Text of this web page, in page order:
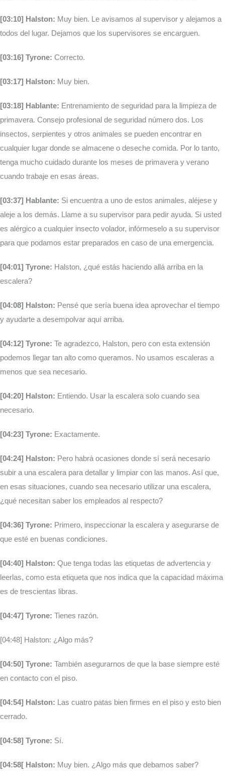
[03:10] Halston: Muy bien. Le avisamos al supervisor y alejamos a
todos del lugar. Dejamos que los supervisores se encarguen.
[03:16] Tyrone: Correcto.
[03:17] Halston: Muy bien.
[03:18] Hablante: Entrenamiento de seguridad para la limpieza de
primavera. Consejo profesional de seguridad número dos. Los
insectos, serpientes y otros animales se pueden encontrar en
cualquier lugar donde se almacene o deseche comida. Por lo tanto,
tenga mucho cuidado durante los meses de primavera y verano
cuando trabaje en esas áreas.
[03:37] Hablante: Si encuentra a uno de estos animales, aléjese y
aleje a los demás. Llame a su supervisor para pedir ayuda. Si usted
es alérgico a cualquier insecto volador, infórmeselo a su supervisor
para que podamos estar preparados en caso de una emergencia.
[04:01] Tyrone: Halston, ¿qué estás haciendo allá arriba en la
escalera?
[04:08] Halston: Pensé que sería buena idea aprovechar el tiempo
y ayudarte a desempolvar aquí arriba.
[04:12] Tyrone: Te agradezco, Halston, pero con esta extensión
podemos llegar tan alto como queramos. No usamos escaleras a
menos que sea necesario.
[04:20] Halston: Entiendo. Usar la escalera solo cuando sea
necesario.
[04:23] Tyrone: Exactamente.
[04:24] Halston: Pero habrá ocasiones donde sí será necesario
subir a una escalera para detallar y limpiar con las manos. Así que,
en esas situaciones, cuando sea necesario utilizar una escalera,
¿qué necesitan saber los empleados al respecto?
[04:36] Tyrone: Primero, inspeccionar la escalera y asegurarse de
que esté en buenas condiciones.
[04:40] Halston: Que tenga todas las etiquetas de advertencia y
leerlas, como esta etiqueta que nos indica que la capacidad máxima
es de trescientas libras.
[04:47] Tyrone: Tienes razón.
[04:48] Halston: ¿Algo más?
[04:50] Tyrone: También asegurarnos de que la base siempre esté
en contacto con el piso.
[04:54] Halston: Las cuatro patas bien firmes en el piso y esto bien
cerrado.
[04:58] Tyrone: Sí.
[04:58[ Halston: Muy bien. ¿Algo más que debamos saber?